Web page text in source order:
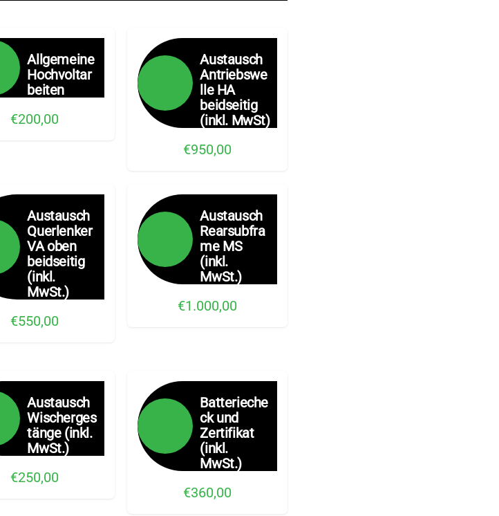
Allgemeine
Hochvoltar
beiten
€200,00
Austausch
Antriebswe
lle HA
beidseitig
(inkl. MwSt)
€950,00
Austausch
Querlenker
VA oben
beidseitig
(inkl.
MwSt.)
€550,00
Austausch
Rearsubfra
me MS
(inkl.
MwSt.)
€1.000,00
Austausch
Wischerges
tänge (inkl.
MwSt.)
€250,00
Batterieche
ck und
Zertifikat
(inkl.
MwSt.)
€360,00